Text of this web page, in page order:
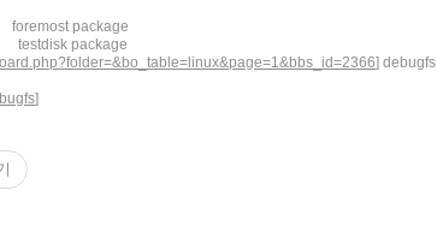
package
package
] debugfs
]